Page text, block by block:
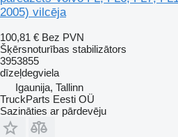
2005) vilcēja
100,81 € Bez PVN
Šķērsnoturības stabilizātors
3953855
dīzeļdegviela
Igaunija, Tallinn
TruckParts Eesti OÜ
Sazināties ar pārdevēju